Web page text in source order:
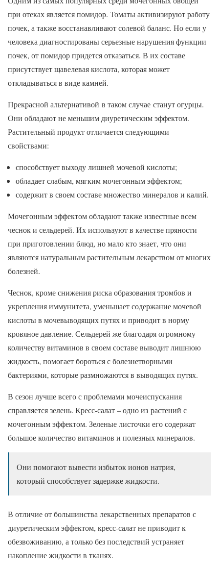
при отеках является помидор. Томаты активизируют работу
почек, а также восстанавливают солевой баланс. Но если у
человека диагностированы серьезные нарушения функции
почек, от помидор придется отказаться. В их составе
присутствует щавелевая кислота, которая может
откладываться в виде камней.
Прекрасной альтернативой в таком случае станут огурцы.
Они обладают не меньшим диуретическим эффектом.
Растительный продукт отличается следующими
свойствами:
способствует выходу лишней мочевой кислоты;
обладает слабым, мягким мочегонным эффектом;
содержит в своем составе множество минералов и калий.
Мочегонным эффектом обладают также известные всем
чеснок и сельдерей. Их используют в качестве пряности
при приготовлении блюд, но мало кто знает, что они
являются натуральным растительным лекарством от многих
болезней.
Чеснок, кроме снижения риска образования тромбов и
укрепления иммунитета, уменьшает содержание мочевой
кислоты в мочевыводящих путях и приводит в норму
кровяное давление. Сельдерей же благодаря огромному
количеству витаминов в своем составе выводит лишнюю
жидкость, помогает бороться с болезнетворными
бактериями, которые размножаются в выводящих путях.
В сезон лучше всего с проблемами мочеиспускания
справляется зелень. Кресс-салат – одно из растений с
мочегонным эффектом. Зеленые листочки его содержат
большое количество витаминов и полезных минералов.
Они помогают вывести избыток ионов натрия,
который способствует задержке жидкости.
В отличие от большинства лекарственных препаратов с
диуретическим эффектом, кресс-салат не приводит к
обезвоживанию, а только без последствий устраняет
накопление жидкости в тканях.